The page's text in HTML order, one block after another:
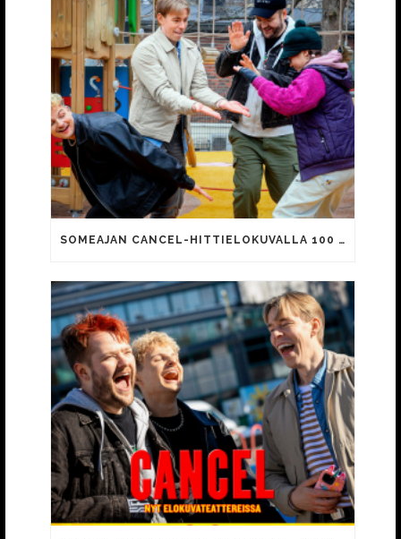
SOMEAJAN CANCEL-HITTIELOKUVALLA 100 000 KATSOJAA!